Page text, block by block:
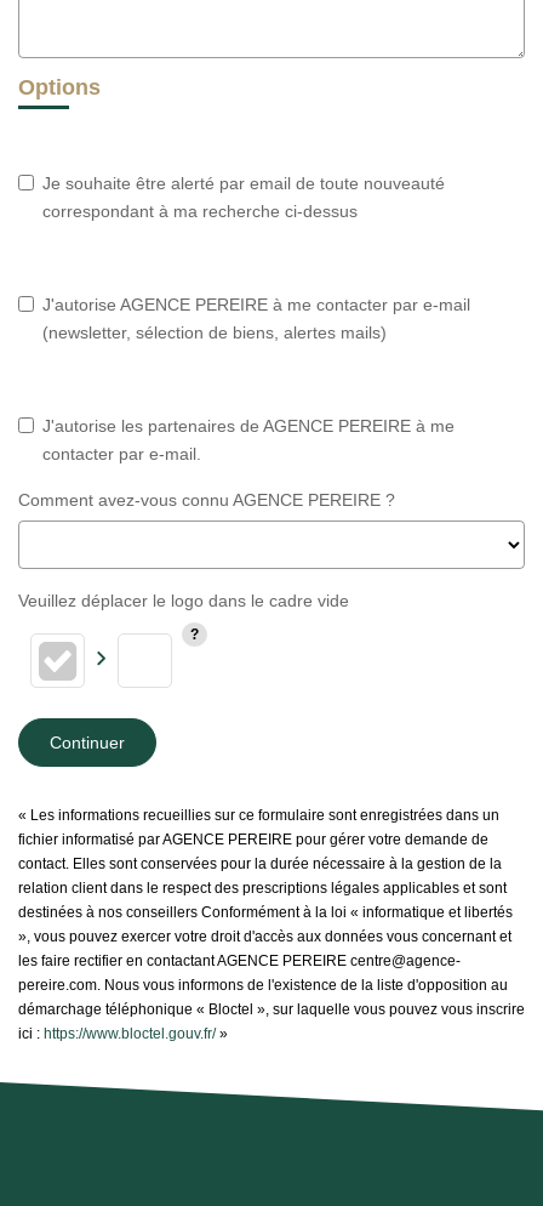
Options
Je souhaite être alerté par email de toute nouveauté
correspondant à ma recherche ci-dessus
J'autorise AGENCE PEREIRE à me contacter par e-mail
(newsletter, sélection de biens, alertes mails)
J'autorise les partenaires de AGENCE PEREIRE à me
contacter par e-mail.
Comment avez-vous connu AGENCE PEREIRE ?
Veuillez déplacer le logo dans le cadre vide
Continuer
« Les informations recueillies sur ce formulaire sont enregistrées dans un
fichier informatisé par AGENCE PEREIRE pour gérer votre demande de
contact. Elles sont conservées pour la durée nécessaire à la gestion de la
relation client dans le respect des prescriptions légales applicables et sont
destinées à nos conseillers Conformément à la loi « informatique et libertés
», vous pouvez exercer votre droit d'accès aux données vous concernant et
les faire rectifier en contactant AGENCE PEREIRE centre@agence-
pereire.com. Nous vous informons de l'existence de la liste d'opposition au
démarchage téléphonique « Bloctel », sur laquelle vous pouvez vous inscrire
ici : https://www.bloctel.gouv.fr/»